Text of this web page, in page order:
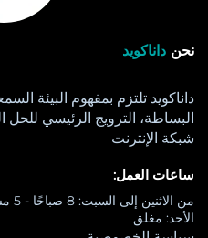
نحن داناكويد
داناكويد تلتزم بمفهوم البيئة
البساطة، الترويج الرئيسي
شبكة الإنترنت
ساعات العمل:
من الاثنين إلى السبت: 8 صباحًا - 5 مساءً،
الأحد: مغلق